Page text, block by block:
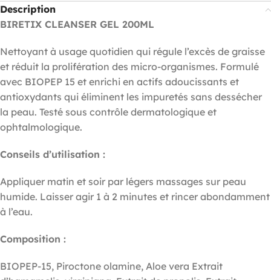
Description
BIRETIX CLEANSER GEL 200ML
Nettoyant à usage quotidien qui régule l’excès de graisse
et réduit la prolifération des micro-organismes. Formulé
avec BIOPEP 15 et enrichi en actifs adoucissants et
antioxydants qui éliminent les impuretés sans dessécher
la peau. Testé sous contrôle dermatologique et
ophtalmologique.
Conseils d’utilisation :
Appliquer matin et soir par légers massages sur peau
humide. Laisser agir 1 à 2 minutes et rincer abondamment
à l’eau.
Composition :
BIOPEP-15, Piroctone olamine, Aloe vera Extrait